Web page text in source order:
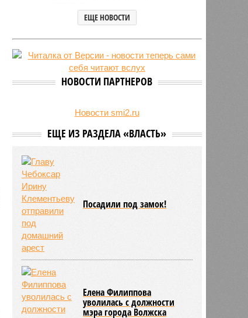
В Чувашии за 6 месяцев изъято
тысяч рублей за каждый сбитый
беспилотник
ЕЩЕ НОВОСТИ
НОВОСТИ ПАРТНЕРОВ
Новости smi2.ru
ЕЩЕ ИЗ РАЗДЕЛА «ВЛАСТЬ»
Посадили под замок!
Елена Филиппова
уволилась с должности
мэра города Волжска